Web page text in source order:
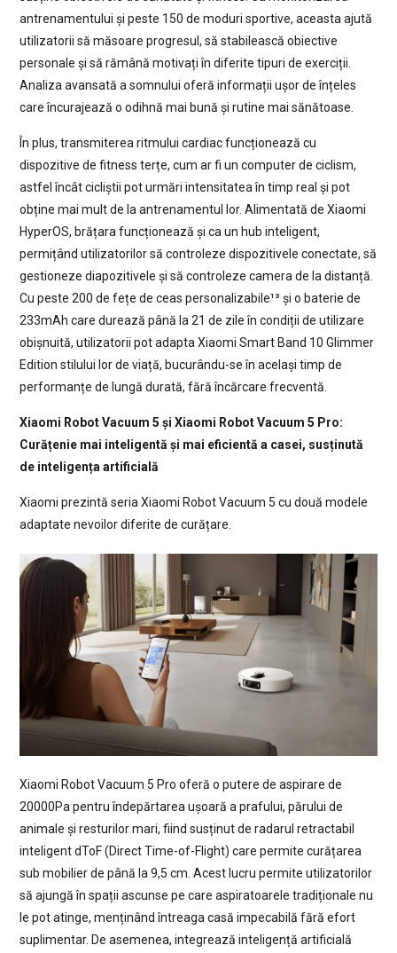
antrenamentului și peste 150 de moduri sportive, aceasta ajută
utilizatorii să măsoare progresul, să stabilească obiective
personale și să rămână motivați în diferite tipuri de exerciții.
Analiza avansată a somnului oferă informații ușor de înțeles
care încurajează o odihnă mai bună și rutine mai sănătoase.
În plus, transmiterea ritmului cardiac funcționează cu
dispozitive de fitness terțe, cum ar fi un computer de ciclism,
astfel încât cicliștii pot urmări intensitatea în timp real și pot
obține mai mult de la antrenamentul lor. Alimentată de Xiaomi
HyperOS, brățara funcționează și ca un hub inteligent,
permițând utilizatorilor să controleze dispozitivele conectate, să
gestioneze diapozitivele și să controleze camera de la distanță.
Cu peste 200 de fețe de ceas personalizabile¹³ și o baterie de
233mAh care durează până la 21 de zile în condiții de utilizare
obișnuită, utilizatorii pot adapta Xiaomi Smart Band 10 Glimmer
Edition stilului lor de viață, bucurându-se în același timp de
performanțe de lungă durată, fără încărcare frecventă.
Xiaomi Robot Vacuum 5 și Xiaomi Robot Vacuum 5 Pro:
Curățenie mai inteligentă și mai eficientă a casei, susținută
de inteligența artificială
Xiaomi prezintă seria Xiaomi Robot Vacuum 5 cu două modele
adaptate nevoilor diferite de curățare.
Xiaomi Robot Vacuum 5 Pro oferă o putere de aspirare de
20000Pa pentru îndepărtarea ușoară a prafului, părului de
animale și resturilor mari, fiind susținut de radarul retractabil
inteligent dToF (Direct Time-of-Flight) care permite curățarea
sub mobilier de până la 9,5 cm. Acest lucru permite utilizatorilor
să ajungă în spații ascunse pe care aspiratoarele tradiționale nu
le pot atinge, menținând întreaga casă impecabilă fără efort
suplimentar. De asemenea, integrează inteligență artificială